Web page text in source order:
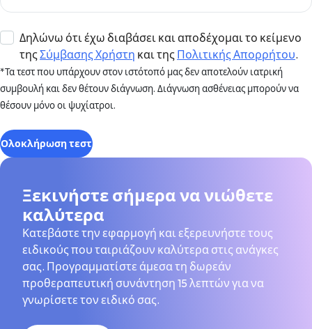
Δηλώνω ότι έχω διαβάσει και αποδέχομαι το κείμενο
τηςΣύμβασης Χρήστη και της Πολιτικής Απορρήτου.
*Τα τεστ που υπάρχουν στον ιστότοπό μας δεν αποτελούν ιατρική
συμβουλή και δεν θέτουν διάγνωση. Διάγνωση ασθένειας μπορούν να
θέσουν μόνο οι ψυχίατροι.
Ολοκλήρωση τεστ
Ξεκινήστε σήμερα να νιώθετε
καλύτερα
Κατεβάστε την εφαρμογή και εξερευνήστε τους
ειδικούς που ταιριάζουν καλύτερα στις ανάγκες
σας. Προγραμματίστε άμεσα τη δωρεάν
προθεραπευτική συνάντηση 15 λεπτών για να
γνωρίσετε τον ειδικό σας.